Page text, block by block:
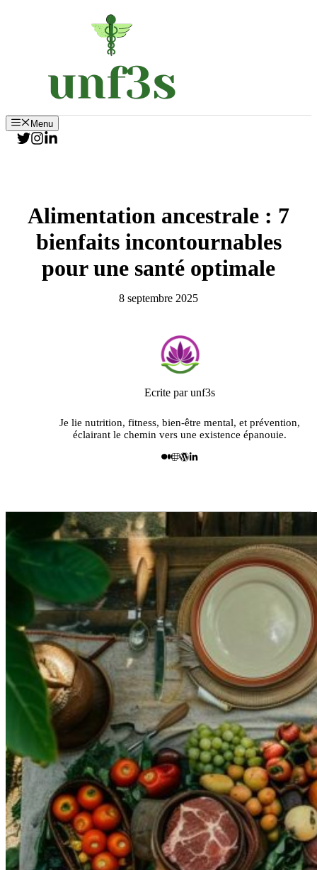
Menu
Alimentation ancestrale : 7
bienfaits incontournables
pour une santé optimale
8 septembre 2025
Ecrite par unf3s
Je lie nutrition, fitness, bien-être mental, et prévention,
éclairant le chemin vers une existence épanouie.